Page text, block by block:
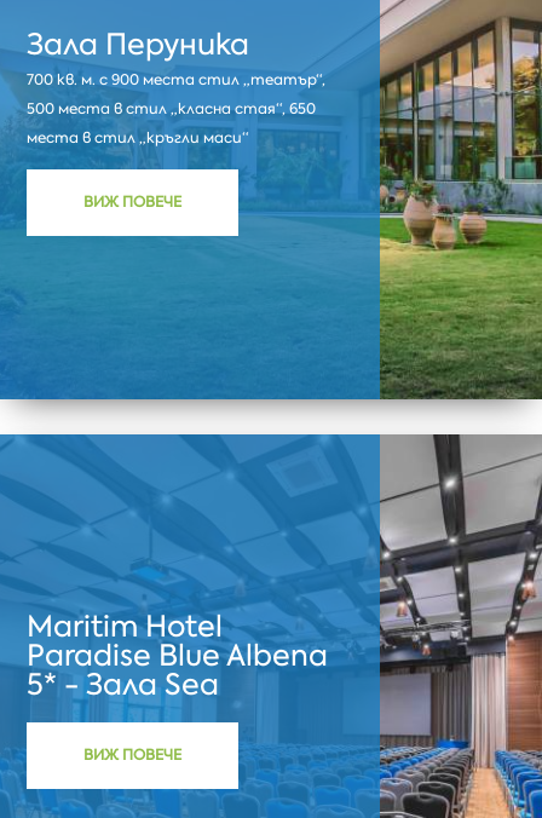
Зала Перуника
700 кв. м. с 900 места стил „театър“,
500 места в стил „класна стая“, 650
места в стил „кръгли маси“
ВИЖ ПОВЕЧЕ
Maritim Hotel
Paradise Blue Albena
5* - Зала Sea
ВИЖ ПОВЕЧЕ